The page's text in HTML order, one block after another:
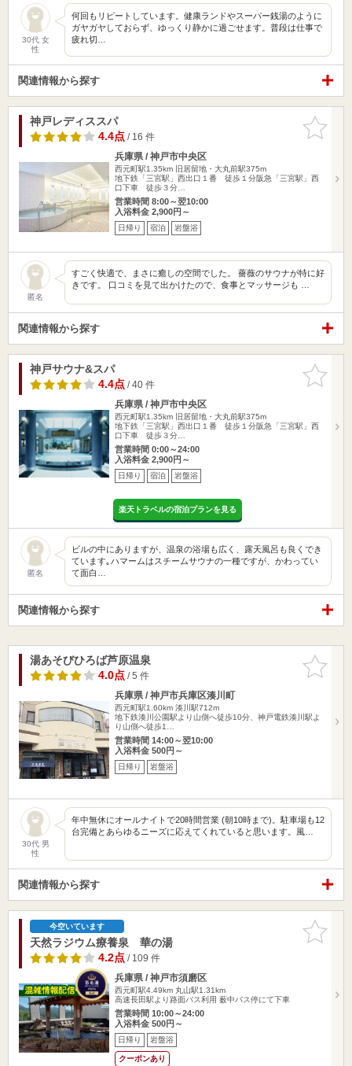
30代 女
性
何回もリピートしています。健康ランドやスーパー銭湯のように
ガヤガヤしておらず、ゆっくり静かに過ごせます。普段は仕事で
疲れ切…
関連情報から探す
お気に入
りに追加
神戸レディススパ
4.4点/ 16 件
兵庫県 / 神戸市中央区
西元町駅1.35km
旧居留地・大丸前駅375m
地下鉄「三宮駅」西出口１番 徒歩１分阪急「三宮駅」西
口下車 徒歩３分…
営業時間 8:00～翌10:00
入浴料金 2,900円～
日帰り 宿泊 岩盤浴
匿名
すごく快適で、まさに癒しの空間でした。 薔薇のサウナが特に好
きです。 口コミを見て出かけたので、食事とマッサージも …
関連情報から探す
お気に入
りに追加
神戸サウナ&スパ
4.4点/ 40 件
兵庫県 / 神戸市中央区
西元町駅1.35km
旧居留地・大丸前駅375m
地下鉄「三宮駅」西出口１番 徒歩１分阪急「三宮駅」西
口下車 徒歩３分…
営業時間 0:00～24:00
入浴料金 2,900円～
日帰り 宿泊 岩盤浴
楽天トラベルの宿泊プランを見る
匿名
ビルの中にありますが、温泉の浴場も広く、露天風呂も良くでき
ています｡ハマームはスチームサウナの一種ですが、かわってい
て面白…
関連情報から探す
お気に入
りに追加
湯あそびひろば芦原温泉
4.0点/ 5 件
兵庫県 / 神戸市兵庫区湊川町
西元町駅1.60km 湊川駅712m
地下鉄湊川公園駅より山側へ徒歩10分、神戸電鉄湊川駅よ
り山側へ徒歩1…
営業時間 14:00～翌10:00
入浴料金 500円～
日帰り 岩盤浴
30代 男
性
年中無休にオールナイトで20時間営業 (朝10時まで)。駐車場も12
台完備とあらゆるニーズに応えてくれていると思います。風…
関連情報から探す
お気に入
りに追加
今空いています
天然ラジウム療養泉 華の湯
4.2点/ 109 件
兵庫県 / 神戸市須磨区
西元町駅4.49km 丸山駅1.31km
高速長田駅より路面バス利用 薮中バス停にて下車
営業時間 10:00～24:00
入浴料金 500円～
日帰り 岩盤浴
クーポンあり